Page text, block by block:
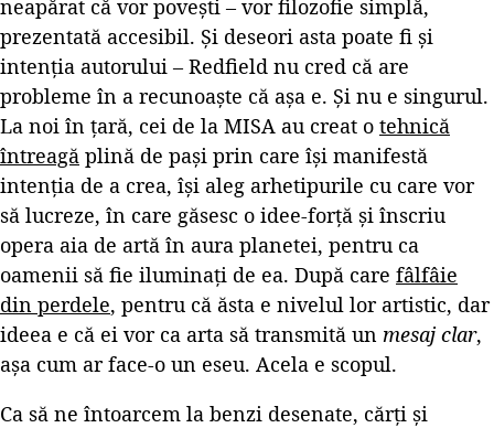
neapărat că vor povești – vor filozofie simplă,
prezentată accesibil. Și deseori asta poate fi și
intenția autorului – Redfield nu cred că are
probleme în a recunoaște că așa e. Și nu e singurul.
La noi în țară, cei de la MISA au creat o tehnică
întreagă plină de pași prin care își manifestă
intenția de a crea, își aleg arhetipurile cu care vor
să lucreze, în care găsesc o idee-forță și înscriu
opera aia de artă în aura planetei, pentru ca
oamenii să fie iluminați de ea. După care fâlfâie
din perdele, pentru că ăsta e nivelul lor artistic, dar
ideea e că ei vor ca arta să transmită un mesaj clar,
așa cum ar face-o un eseu. Acela e scopul.
Ca să ne întoarcem la benzi desenate, cărți și